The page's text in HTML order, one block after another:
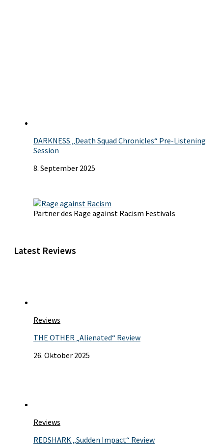
DARKNESS „Death Squad Chronicles“ Pre-Listening
Session
8. September 2025
Partner des Rage against Racism Festivals
Latest Reviews
Reviews
THE OTHER „Alienated“ Review
26. Oktober 2025
Reviews
REDSHARK „Sudden Impact“ Review